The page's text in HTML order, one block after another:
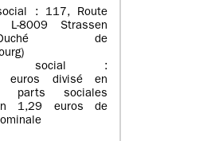
: 117, Route
L-8009 Strassen
Duché de
social :
euros divisé en
parts sociales
1,29 euros de